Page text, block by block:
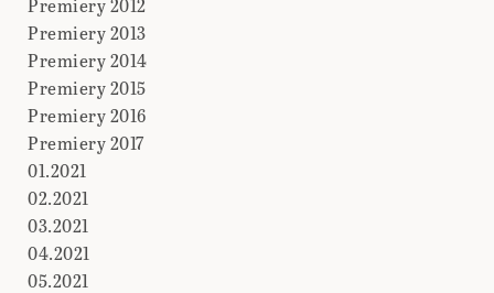
Premiery 2013
Premiery 2014
Premiery 2015
Premiery 2016
Premiery 2017
01.2021
02.2021
03.2021
04.2021
05.2021